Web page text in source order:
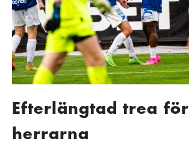
Efterlängtad trea för
herrarna